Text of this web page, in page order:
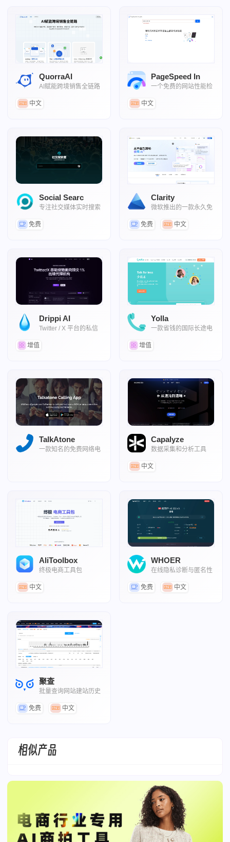
QuorraAI
AI赋能跨境销售全链路
中文
PageSpeed In
一个免费的网站性能检
中文
Social Searc
专注社交媒体实时搜索
免费
Clarity
微软推出的一款永久免
免费
中文
Drippi AI
Twitter / X 平台的私信
增值
Yolla
一款省钱的国际长途电
增值
TalkAtone
一款知名的免费网络电
Capalyze
数据采集和分析工具
中文
AliToolbox
终极电商工具包
中文
WHOER
在线隐私诊断与匿名性
免费
中文
聚查
批量查询网站建站历史
免费 中文
相似产品